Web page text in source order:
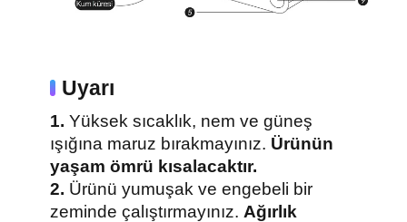
Uyarı
1. Yüksek sıcaklık, nem ve güneş
ışığına maruz bırakmayınız. Ürünün
yaşam ömrü kısalacaktır.
2. Ürünü yumuşak ve engebeli bir
zeminde çalıştırmayınız. Ağırlık